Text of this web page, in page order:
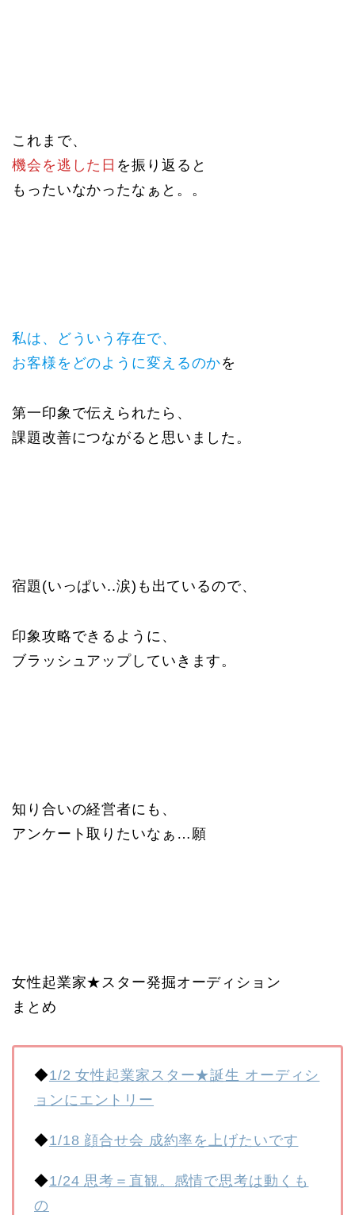
これまで、
機会を逃した日 を振り返ると
もったいなかったなぁと。。
私は、どういう存在で、
お客様をどのように変えるのかを
第一印象で伝えられたら、
課題改善につながると思いました。
宿題(いっぱい..涙)も出ているので、
印象攻略できるように、
ブラッシュアップしていきます。
知り合いの経営者にも、
アンケート取りたいなぁ…願
女性起業家★スター発掘オーディション
まとめ
◆1/2 女性起業家スター★誕生 オーディシ
ョンにエントリー
◆1/18 顔合せ会 成約率を上げたいです
◆1/24 思考＝直観。感情で思考は動くも
の